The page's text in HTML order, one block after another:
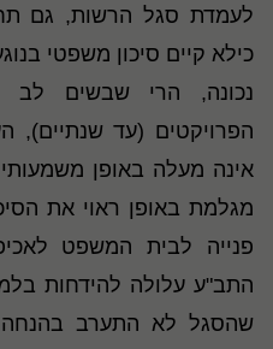
לעמדת סגל הרשות, גם
כילא קיים סיכון משפטי
נכונה, הרי שבשים לב
אינה מעלה באופן משמעותי
מגלמת באופן ראוי את
פנייה לבית המשפט
התב"ע עלולה להידחות
שהסגל לא התערב בהנחה